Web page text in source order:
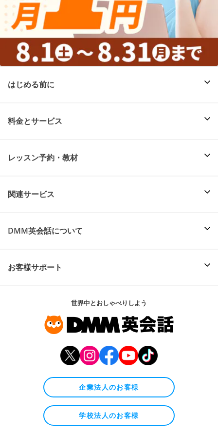
はじめる前に
料金とサービス
レッスン予約・教材
関連サービス
DMM英会話について
お客様サポート
世界中とおしゃべりしよう
企業法人のお客様
学校法人のお客様